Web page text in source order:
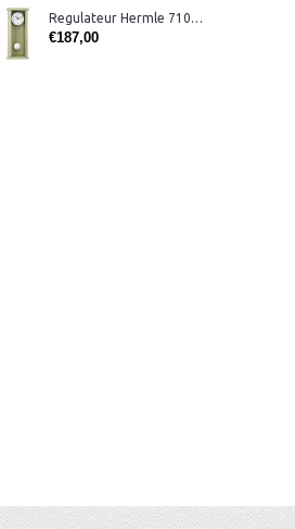
Regulateur Hermle 71002-U72200 groen
€187,00